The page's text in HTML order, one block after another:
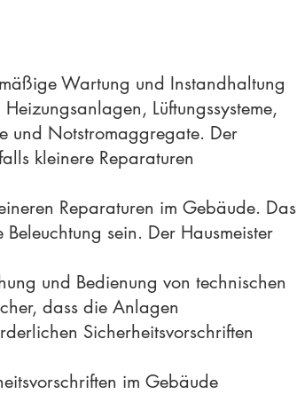
Wartung und Instandhaltung
Lüftungssysteme,
und Notstromaggregate. Der
kleinere Reparaturen
Reparaturen im Gebäude. Das
sein. Der Hausmeister
und Bedienung von technischen
dass die Anlagen
Sicherheitsvorschriften
im Gebäude